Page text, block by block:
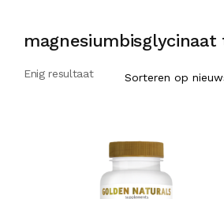
Enig resultaat